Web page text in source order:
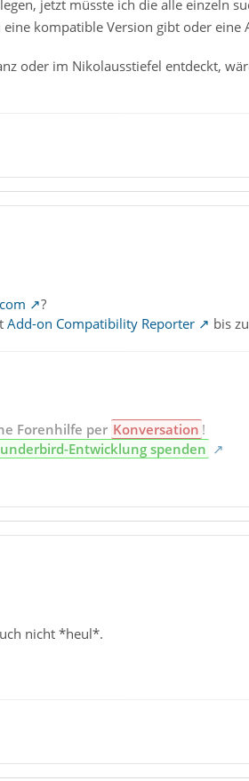
jetzt müsste ich die alle einzeln
kompatible Version gibt oder eine
oder im Nikolausstiefel entdeckt,
?
Add-on Compatibility Reporter bis
Forenhilfe per Konversation !
Entwicklung spenden
nicht *heul*.